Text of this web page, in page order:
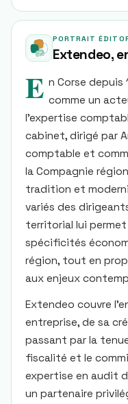
PORTRAIT
Extendeo,
E n Corse depuis
comme un
l’expertise
cabinet, dirigé par
comptable et
la Compagnie
tradition et
variés des
territorial lui
spécificités
région, tout en
aux enjeux
Extendeo couvre
entreprise, de sa
passant par la
fiscalité et le
expertise en audit
un partenaire